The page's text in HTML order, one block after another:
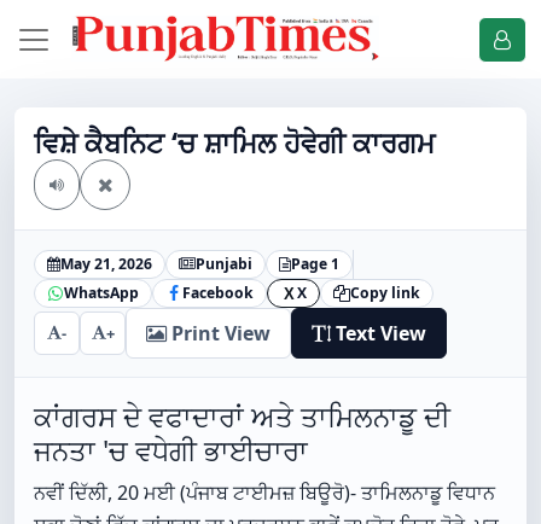
ਵਿਸ਼ੇ ਕੈਬਨਿਟ ‘ਚ ਸ਼ਾਮਿਲ ਹੋਵੇਗੀ ਕਾਰਗਮ
May 21, 2026 Punjabi
Page 1
WhatsApp
Facebook X X Copy link
- + Print View Text View
ਕਾਂਗਰਸ ਦੇ ਵਫਾਦਾਰਾਂ ਅਤੇ ਤਾਮਿਲਨਾਡੂ ਦੀ
ਜਨਤਾ 'ਚ ਵਧੇਗੀ ਭਾਈਚਾਰਾ
ਨਵੀਂ ਦਿੱਲੀ, 20 ਮਈ (ਪੰਜਾਬ ਟਾਈਮਜ਼ ਬਿਊਰੋ)- ਤਾਮਿਲਨਾਡੂ ਵਿਧਾਨ